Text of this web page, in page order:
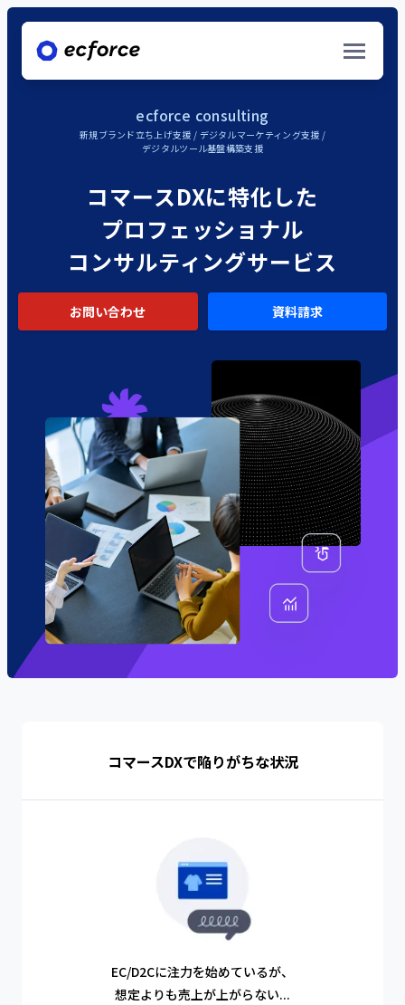
ecforce commerce solution
EC販売 / 店舗販売・OMO / 来店予約・決済
ecforce data solution
データ統合 / データ分析 / データ活用
ecforce consulting
新規ブランド立ち上げ支援 / デジタルマーケティン
グ支援 / デジタルツール基盤構築支援
Commerce DX for Enterprise
エンタープライズ企業向け
コマースDXプロジェクト
ecforceでできること
ECサイト構築 / 新規立ち上げ
リピート売上拡大
ECサイトリニューアル
AI活用で業務効率化
導入事例一覧
導入企業一覧
業種から探す
パーソナルケア/ヘアケア
ヘルス/ウェルネス
フード/ドリンク
ナレッジ資料一覧
施策事例一覧
カテゴリーから資料を探す
トレンド・ノウハウ
セミナーレポート
ピックアップ資料
D2C/ECの成功を生み出す施策大全142選
イベント・セミナー一覧
イベント・セミナーを探す
近日開催予定のセミナー
今すぐ視聴可能なセミナー
今更聞けない！Meta広告の基礎セミナー
詳細を見る
ecforce consulting
新規ブランド立ち上げ支援 / デジタルマーケティング支援 /
デジタルツール基盤構築支援
コマースDXに特化した
プロフェッショナル
コンサルティングサービス
お問い合わせ 資料請求
コマースDXで陥りがちな状況
EC/D2Cに注力を始めているが、
想定よりも売上が上がらない...